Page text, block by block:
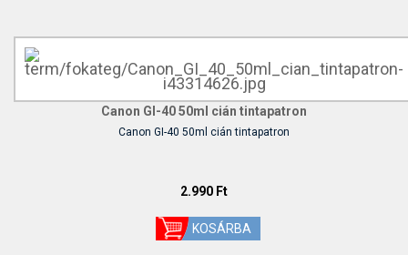
Canon GI-40 50ml cián tintapatron
Canon GI-40 50ml cián tintapatron
2.990 Ft